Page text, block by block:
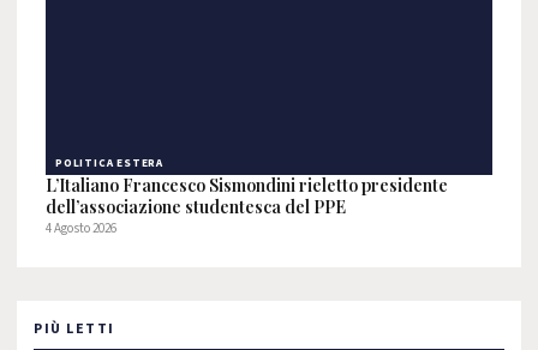
POLITICA ESTERA
L’Italiano Francesco Sismondini rieletto presidente
dell’associazione studentesca del PPE
4 Agosto 2026
PIÙ LETTI